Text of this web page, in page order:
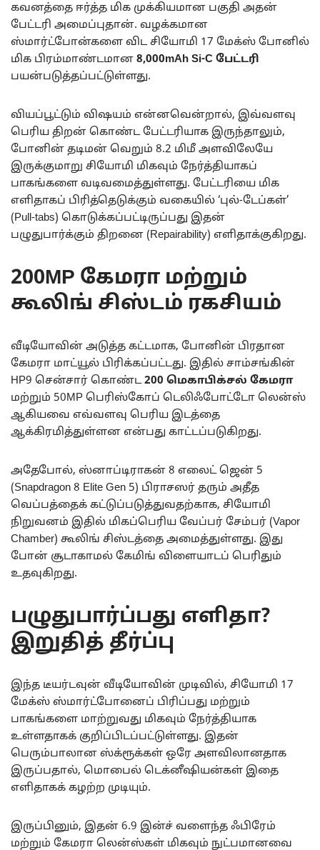
கவனத்தை ஈர்த்த மிக முக்கியமான பகுதி அதன்
பேட்டரி அமைப்புதான். வழக்கமான
ஸ்மார்ட்போன்களை விட சியோமி 17 மேக்ஸ் போனில்
மிக பிரம்மாண்டமான 8,000mAh Si-C பேட்டரி
பயன்படுத்தப்பட்டுள்ளது.
வியப்பூட்டும் விஷயம் என்னவென்றால், இவ்வளவு
பெரிய திறன் கொண்ட பேட்டரியாக இருந்தாலும்,
போனின் தடிமன் வெறும் 8.2 மிமீ அளவிலேயே
இருக்குமாறு சியோமி மிகவும் நேர்த்தியாகப்
பாகங்களை வடிவமைத்துள்ளது. பேட்டரியை மிக
எளிதாகப் பிரித்தெடுக்கும் வகையில் ‘புல்-டேப்கள்’
(Pull-tabs) கொடுக்கப்பட்டிருப்பது இதன்
பழுதுபார்க்கும் திறனை (Repairability) எளிதாக்குகிறது.
200MP கேமரா மற்றும்
கூலிங் சிஸ்டம் ரகசியம்
வீடியோவின் அடுத்த கட்டமாக, போனின் பிரதான
கேமரா மாட்யூல் பிரிக்கப்பட்டது. இதில் சாம்சங்கின்
HP9 சென்சார் கொண்ட200 மெகாபிக்சல் கேமரா
மற்றும் 50MP பெரிஸ்கோப் டெலிஃபோட்டோ லென்ஸ்
ஆகியவை எவ்வளவு பெரிய இடத்தை
ஆக்கிரமித்துள்ளன என்பது காட்டப்படுகிறது.
அதேபோல், ஸ்னாப்டிராகன் 8 எலைட் ஜென் 5
(Snapdragon 8 Elite Gen 5) பிராசஸர் தரும் அதீத
வெப்பத்தைக் கட்டுப்படுத்துவதற்காக, சியோமி
நிறுவனம் இதில் மிகப்பெரிய வேப்பர் சேம்பர் (Vapor
Chamber) கூலிங் சிஸ்டத்தை அமைத்துள்ளது. இது
போன் சூடாகாமல் கேமிங் விளையாடப் பெரிதும்
உதவுகிறது.
பழுதுபார்ப்பது எளிதா?
இறுதித் தீர்ப்பு
இந்த டீயர்டவுன் வீடியோவின் முடிவில், சியோமி 17
மேக்ஸ் ஸ்மார்ட்போனைப் பிரிப்பது மற்றும்
பாகங்களை மாற்றுவது மிகவும் நேர்த்தியாக
உள்ளதாகக் குறிப்பிடப்பட்டுள்ளது. இதன்
பெரும்பாலான ஸ்க்ரூக்கள் ஒரே அளவிலானதாக
இருப்பதால், மொபைல் டெக்னீஷியன்கள் இதை
எளிதாகக் கழற்ற முடியும்.
இருப்பினும், இதன் 6.9 இன்ச் வளைந்த ஃபிரேம்
மற்றும் கேமரா லென்ஸ்கள் மிகவும் நுட்பமானவை